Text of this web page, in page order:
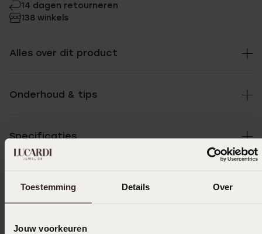
Toestemming Details Over
Jouw voorkeuren
14 dagen retourneren
138 winkels
Alles over dit product
Onderhoud & tips
Specificaties